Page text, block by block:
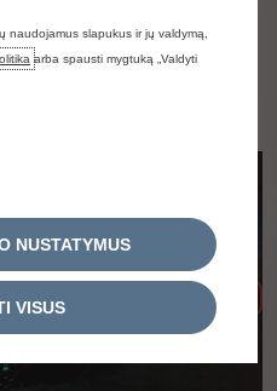
naudojamus slapukus ir jų valdymą,
arba spausti mygtuką „Valdyti
NUSTATYMUS
VISUS